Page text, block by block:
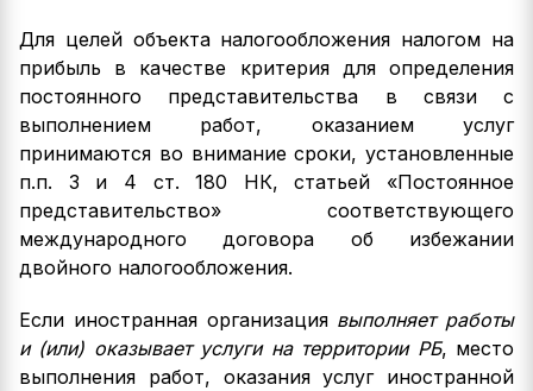
Для целей объекта налогообложения налогом на
прибыль в качестве критерия для определения
постоянного представительства в связи с
выполнением работ, оказанием услуг
принимаются во внимание сроки, установленные
п.п. 3 и 4 ст. 180 НК, статьей «Постоянное
представительство» соответствующего
международного договора об избежании
двойного налогообложения.
Если иностранная организация выполняет работы
и (или) оказывает услуги на территории РБ, место
выполнения работ, оказания услуг иностранной